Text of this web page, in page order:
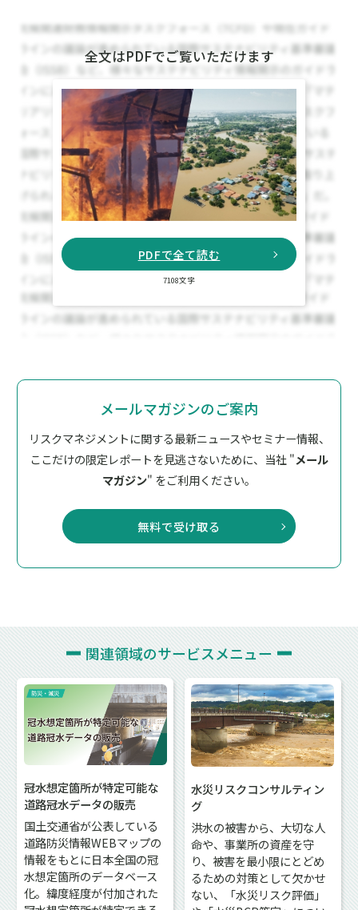
全文はPDFでご覧いただけます
PDFで全て読む
7108文字
メールマガジンのご案内
リスクマネジメントに関する最新ニュースやセミナー情報、
ここだけの限定レポートを見逃さないために、 当社 "メール
マガジン" をご利用ください。
無料で受け取る
関連領域のサービスメニュー
冠水想定箇所が特定可能な
道路冠水データの販売
国土交通省が公表している
道路防災情報WEBマップの
情報をもとに日本全国の冠
水想定箇所のデータベース
化。緯度経度が付加された
水災リスクコンサルティン
グ
洪水の被害から、大切な人
命や、事業所の資産を守
り、被害を最小限にとどめ
るための対策として欠かせ
ない、「水災リスク評価」